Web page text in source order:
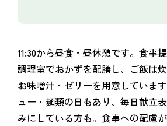
11:30から昼食・昼休憩です。食事
調理室でおかずを配膳し、ご飯は
お味噌汁・ゼリーを用意していま
ュー・麺類の日もあり、毎日献立
みにしている方も。食事への配慮